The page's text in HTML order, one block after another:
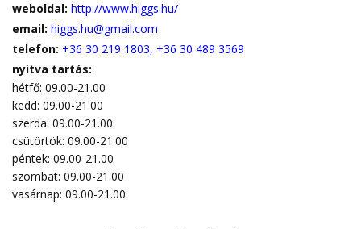
weboldal: http://www.higgs.hu/
email: higgs.hu@gmail.com
telefon: +36 30 219 1803, +36 30 489 3569
nyitva tartás:
hétfő: 09.00-21.00
kedd: 09.00-21.00
szerda: 09.00-21.00
csütörtök: 09.00-21.00
péntek: 09.00-21.00
szombat: 09.00-21.00
vasárnap: 09.00-21.00